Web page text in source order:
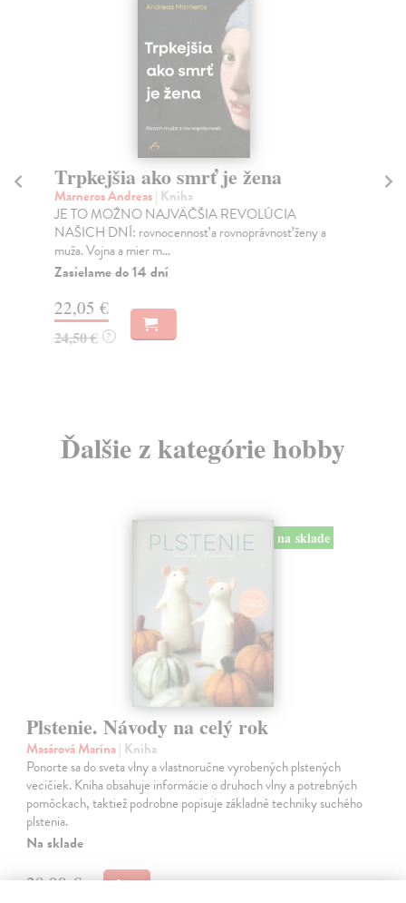
Trpkejšia ako smrť je žena
Marneros Andreas| Kniha
JE TO MOŽNO NAJVÄČŠIA REVOLÚCIA
NAŠICH DNÍ: rovnocennosť a rovnoprávnosť ženy a
muža. Vojna a mier m...
Zasielame do 14 dní
22,05 €
24,50 € ?
Ďalšie z kategórie hobby
na sklade
Plstenie. Návody na celý rok
Masárová Marína| Kniha
Ponorte sa do sveta vlny a vlastnoručne vyrobených plstených
vecičiek. Kniha obsahuje informácie o druhoch vlny a potrebných
pomôckach, taktiež podrobne popisuje základné techniky suchého
plstenia.
Na sklade
28,90 €